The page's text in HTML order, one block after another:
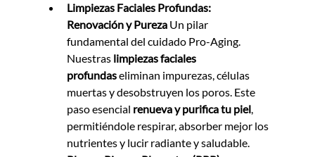
Limpiezas Faciales Profundas:
Renovación y Pureza Un pilar
fundamental del cuidado Pro-Aging.
Nuestras limpiezas faciales
profundas eliminan impurezas, células
muertas y desobstruyen los poros. Este
paso esencial renueva y purifica tu piel,
permitiéndole respirar, absorber mejor los
nutrientes y lucir radiante y saludable.